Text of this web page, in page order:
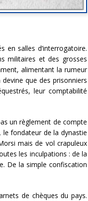
en salles d’interrogatoire.
militaires et des grosses
alimentant la rumeur
que des prisonniers
leur comptabilité
un règlement de compte
le fondateur de la dynastie
mais de vol crapuleux
les inculpations : de la
De la simple confiscation
de chèques du pays.